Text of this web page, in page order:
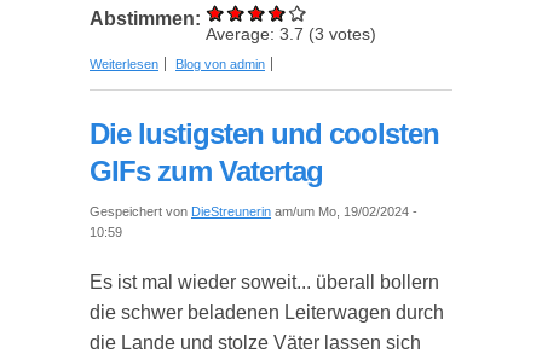
Abstimmen:
Average: 3.7 (3 votes)
Weiterlesen über Optimierung von Unterhaltungsräumen - wie
Blog von admin
Die lustigsten und coolsten
GIFs zum Vatertag
Gespeichert von DieStreunerin am/um Mo, 19/02/2024 -
10:59
Es ist mal wieder soweit... überall bollern
die schwer beladenen Leiterwagen durch
die Lande und stolze Väter lassen sich